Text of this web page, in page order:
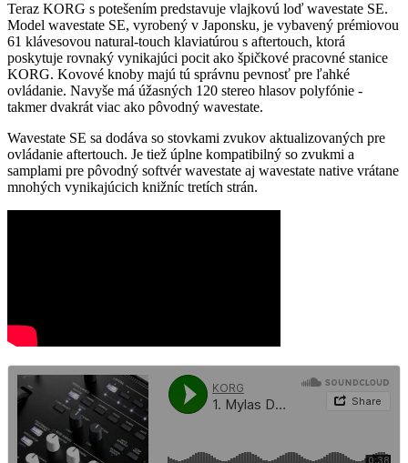
Teraz KORG s potešením predstavuje vlajkovú loď wavestate SE.
Model wavestate SE, vyrobený v Japonsku, je vybavený prémiovou
61 klávesovou natural-touch klaviatúrou s aftertouch, ktorá
poskytuje rovnaký vynikajúci pocit ako špičkové pracovné stanice
KORG. Kovové knoby majú tú správnu pevnosť pre ľahké
ovládanie. Navyše má úžasných 120 stereo hlasov polyfónie -
takmer dvakrát viac ako pôvodný wavestate.
Wavestate SE sa dodáva so stovkami zvukov aktualizovaných pre
ovládanie aftertouch. Je tiež úplne kompatibilný so zvukmi a
samplami pre pôvodný softvér wavestate aj wavestate native vrátane
mnohých vynikajúcich knižníc tretích strán.